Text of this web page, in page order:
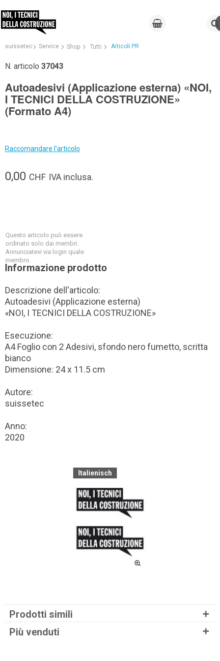
suissetec Service Shop Tutti Articoli PR
N. articolo 37043
Autoadesivi (Applicazione esterna) «NOI,
I TECNICI DELLA COSTRUZIONE»
(Formato A4)
Raccomandare l'articolo
0,00 CHF IVA inclusa.
Questo articolo può essere
ordinato solo dai membri.
Annunciatevi via login quale
membro.
Informazione prodotto
Descrizione dell'articolo:
Autoadesivi (Applicazione esterna)
«NOI, I TECNICI DELLA COSTRUZIONE»
Esecuzione:
A4 Foglio con 2 Adesivi, sfondo nero fumetto, scritta
bianco
Dimensione: 24 x 11.5 cm
Autore:
suissetec
Anno:
2020
Italienisch
Prodotti simili
Più venduti